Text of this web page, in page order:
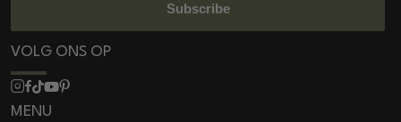
Subscribe
VOLG ONS OP
MENU